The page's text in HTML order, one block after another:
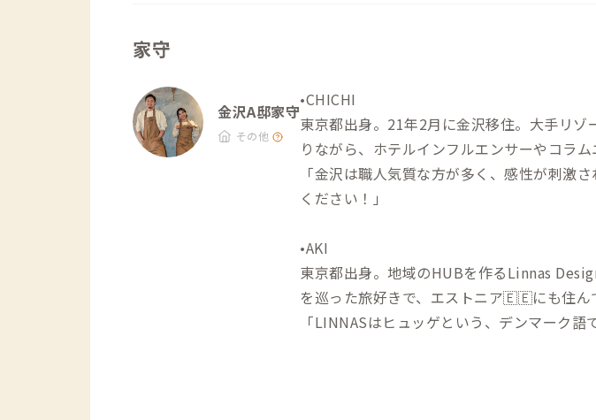
家守
金沢A邸家守
その他
•CHICHI
東京都出身。21年2月に金沢移住。大手リ
りながら、ホテルインフルエンサーやコラ
「金沢は職人気質な方が多く、感性が刺激
ください！」
•AKI
東京都出身。地域のHUBを作るLinnas
を巡った旅好きで、エストニア🇪🇪にも住ん
「LINNASはヒュッゲという、デンマーク